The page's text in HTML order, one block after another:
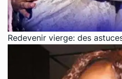
Redevenir vierge: des